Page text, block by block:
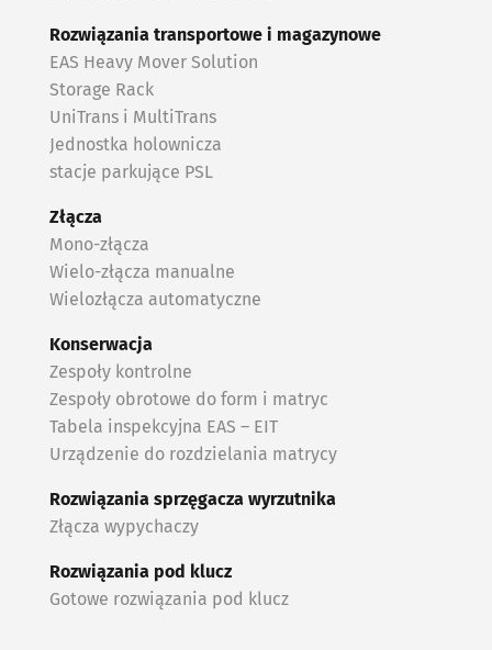
Rozwiązania transportowe i magazynowe
EAS Heavy Mover Solution
Storage Rack
UniTrans i MultiTrans
Jednostka holownicza
stacje parkujące PSL
Złącza
Mono-złącza
Wielo-złącza manualne
Wielozłącza automatyczne
Konserwacja
Zespoły kontrolne
Zespoły obrotowe do form i matryc
Tabela inspekcyjna EAS – EIT
Urządzenie do rozdzielania matrycy
Rozwiązania sprzęgacza wyrzutnika
Złącza wypychaczy
Rozwiązania pod klucz
Gotowe rozwiązania pod klucz